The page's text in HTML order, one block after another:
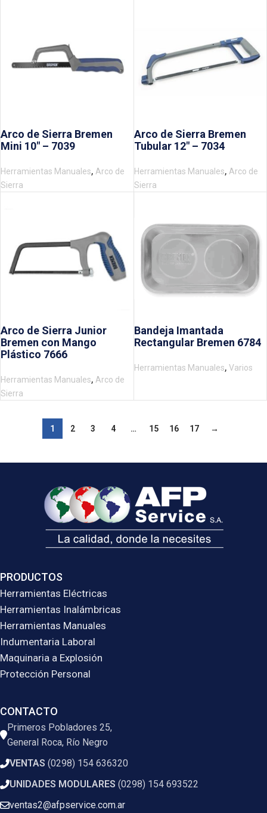
Arco de Sierra Bremen
Mini 10″ – 7039
Herramientas Manuales, Arco de
Sierra
Arco de Sierra Bremen
Tubular 12″ – 7034
Herramientas Manuales, Arco de
Sierra
Arco de Sierra Junior
Bremen con Mango
Plástico 7666
Herramientas Manuales, Arco de
Sierra
Bandeja Imantada
Rectangular Bremen 6784
Herramientas Manuales, Varios
1 2 3 4 … 15 16 17 →
PRODUCTOS
Herramientas Eléctricas
Herramientas Inalámbricas
Herramientas Manuales
Indumentaria Laboral
Maquinaria a Explosión
Protección Personal
CONTACTO
Primeros Pobladores 25,
General Roca, Río Negro
VENTAS (0298) 154 636320
UNIDADES MODULARES (0298) 154 693522
ventas2@afpservice.com.ar